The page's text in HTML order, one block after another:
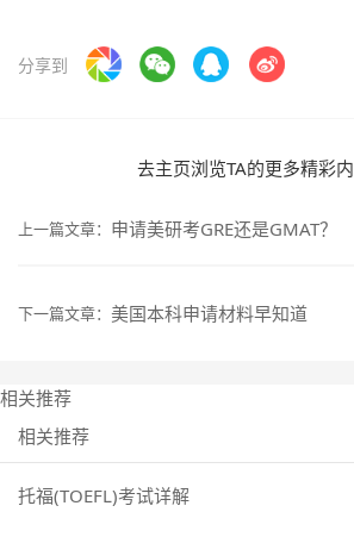
分享到
去主页浏览TA的更多精彩
上一篇文章： 申请美研考GRE还是GMAT？
下一篇文章： 美国本科申请材料早知道
相关推荐
相关推荐
托福(TOEFL)考试详解